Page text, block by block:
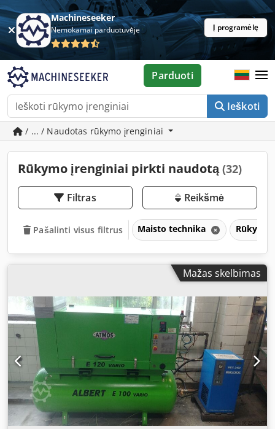
Machineseeker
Nemokamai parduotuvėje Į programėlę
Ieškoti
Parduoti
/ ... / Naudotas rūkymo įrenginiai
Rūkymo įrenginiai pirkti naudotą(32)
Filtras Reikšmė
Pašalinti visus filtrus Maisto technika
Mažas skelbimas